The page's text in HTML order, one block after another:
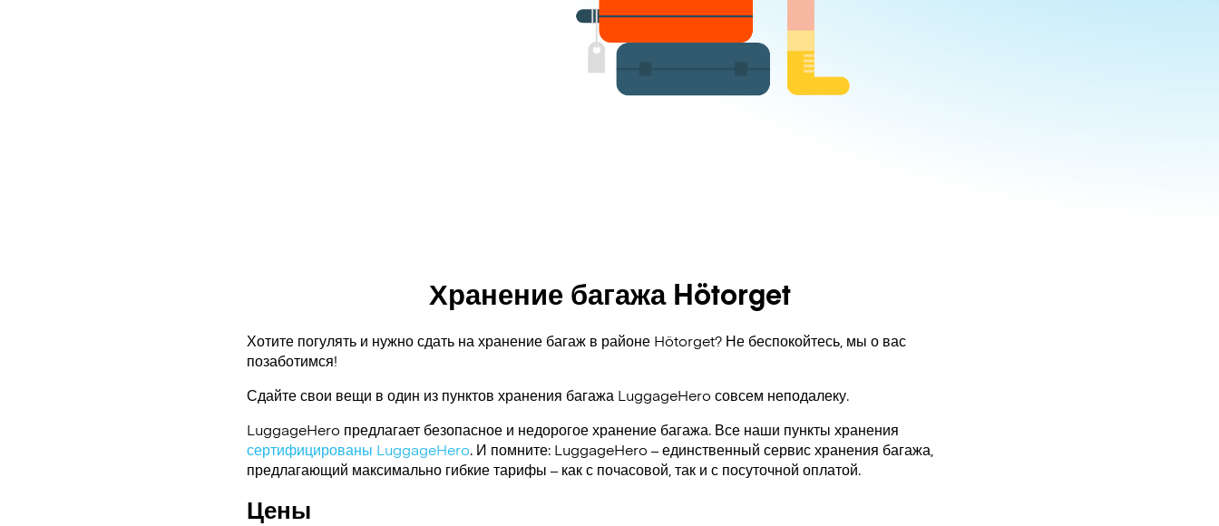
Хранение багажа Hötorget
Хотите погулять и нужно сдать на хранение багаж в районе Hötorget? Не беспокойтесь, мы о вас
позаботимся!
Сдайте свои вещи в один из пунктов хранения багажа LuggageHero совсем неподалеку.
LuggageHero предлагает безопасное и недорогое хранение багажа. Все наши пункты хранения
сертифицированы LuggageHero. И помните: LuggageHero – единственный сервис хранения багажа,
предлагающий максимально гибкие тарифы – как с почасовой, так и с посуточной оплатой.
Цены